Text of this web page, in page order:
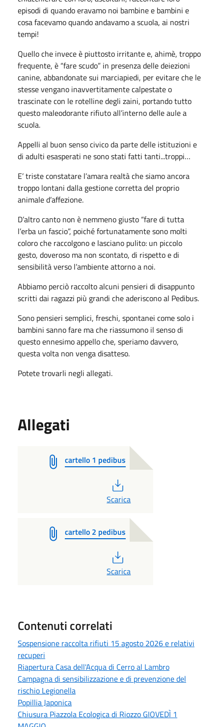
episodi di quando eravamo noi bambine e bambini e
cosa facevamo quando andavamo a scuola, ai nostri
tempi!
Quello che invece è piuttosto irritante e, ahimè, troppo
frequente, è “fare scudo” in presenza delle deiezioni
canine, abbandonate sui marciapiedi, per evitare che le
stesse vengano inavvertitamente calpestate o
trascinate con le rotelline degli zaini, portando tutto
questo maleodorante rifiuto all’interno delle aule a
scuola.
Appelli al buon senso civico da parte delle istituzioni e
di adulti esasperati ne sono stati fatti tanti...troppi…
E’ triste constatare l’amara realtà che siamo ancora
troppo lontani dalla gestione corretta del proprio
animale d’affezione.
D’altro canto non è nemmeno giusto “fare di tutta
l’erba un fascio”, poiché fortunatamente sono molti
coloro che raccolgono e lasciano pulito: un piccolo
gesto, doveroso ma non scontato, di rispetto e di
sensibilità verso l’ambiente attorno a noi.
Abbiamo perciò raccolto alcuni pensieri di disappunto
scritti dai ragazzi più grandi che aderiscono al Pedibus.
Sono pensieri semplici, freschi, spontanei come solo i
bambini sanno fare ma che riassumono il senso di
questo ennesimo appello che, speriamo davvero,
questa volta non venga disatteso.
Potete trovarli negli allegati.
Allegati
cartello 1 pedibus
Scarica
cartello 2 pedibus
Scarica
Contenuti correlati
Sospensione raccolta rifiuti 15 agosto 2026 e relativi
recuperi
Riapertura Casa dell'Acqua di Cerro al Lambro
Campagna di sensibilizzazione e di prevenzione del
rischio Legionella
Popillia Japonica
Chiusura Piazzola Ecologica di Riozzo GIOVEDÌ 1